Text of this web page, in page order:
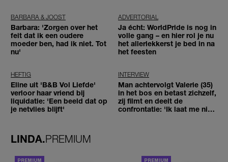
BARBARA & JOOST
Barbara: 'Zorgen over het
feit dat ik een oudere
moeder ben, had ik niet. Tot
nu'
ADVERTORIAL
Ja écht: WorldPride is nog in
volle gang – en hier rol je nu
het allerlekkerst je bed in na
het feesten
HEFTIG
Eline uit 'B&B Vol Liefde'
verloor haar vriend bij
liquidatie: 'Een beeld dat op
je netvlies blijft'
INTERVIEW
Man achtervolgt Valerie (35)
in het bos en betast zichzelf,
zij filmt en deelt de
confrontatie: 'Ik laat me niet
LINDA.PREMIUM